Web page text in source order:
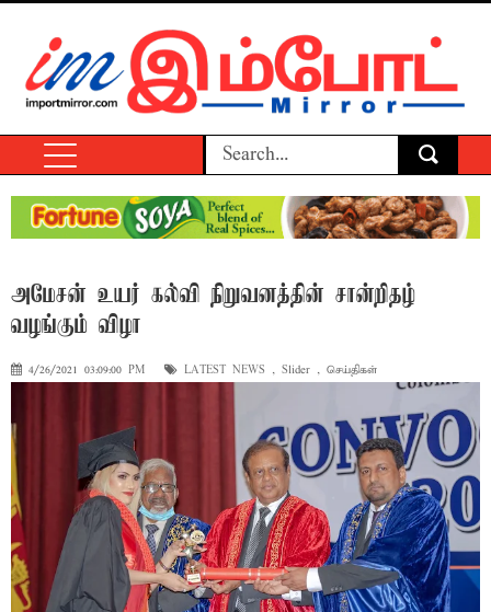
அமேசன் உயர் கல்வி நிறுவனத்தின் சான்றிதழ்
வழங்கும் விழா
4/26/2021 03:09:00 PM LATEST NEWS , Slider , செய்திகள்